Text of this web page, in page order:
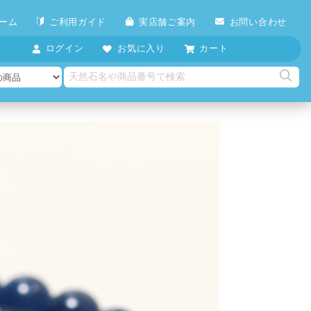
ム ご利用ガイド 実店舗ご案内 お問い合わせ
ログイン お気に入り カート